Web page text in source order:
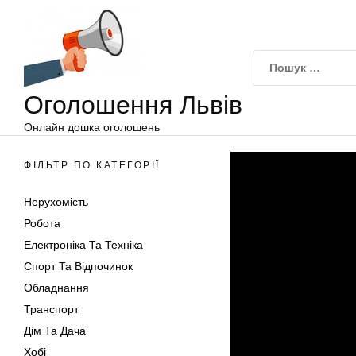
Оголошення Львів
Онлайн дошка оголошень
ФІЛЬТР ПО КАТЕГОРІЇ
Нерухомість
Робота
Електроніка Та Техніка
Спорт Та Відпочинок
Обладнання
Транспорт
Дім Та Дача
Хобі